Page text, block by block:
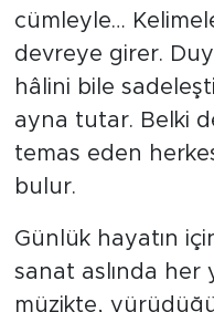
cümleyle…
devreye girer.
hâlini bile
ayna tutar. Belki
temas eden
bulur.
Günlük hayatın
sanat aslında her
müzikte,